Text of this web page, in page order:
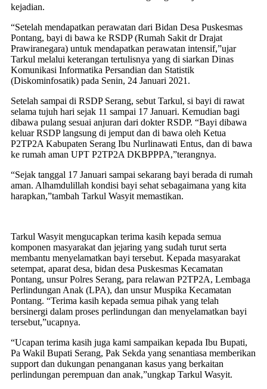
kejadian.
“Setelah mendapatkan perawatan dari Bidan Desa Puskesmas
Pontang, bayi di bawa ke RSDP (Rumah Sakit dr Drajat
Prawiranegara) untuk mendapatkan perawatan intensif,”ujar
Tarkul melalui keterangan tertulisnya yang di siarkan Dinas
Komunikasi Informatika Persandian dan Statistik
(Diskominfosatik) pada Senin, 24 Januari 2021.
Setelah sampai di RSDP Serang, sebut Tarkul, si bayi di rawat
selama tujuh hari sejak 11 sampai 17 Januari. Kemudian bagi
dibawa pulang sesuai anjuran dari dokter RSDP. “Bayi dibawa
keluar RSDP langsung di jemput dan di bawa oleh Ketua
P2TP2A Kabupaten Serang Ibu Nurlinawati Entus, dan di bawa
ke rumah aman UPT P2TP2A DKBPPPA,”terangnya.
“Sejak tanggal 17 Januari sampai sekarang bayi berada di rumah
aman. Alhamdulillah kondisi bayi sehat sebagaimana yang kita
harapkan,”tambah Tarkul Wasyit memastikan.
Tarkul Wasyit mengucapkan terima kasih kepada semua
komponen masyarakat dan jejaring yang sudah turut serta
membantu menyelamatkan bayi tersebut. Kepada masyarakat
setempat, aparat desa, bidan desa Puskesmas Kecamatan
Pontang, unsur Polres Serang, para relawan P2TP2A, Lembaga
Perlindungan Anak (LPA), dan unsur Muspika Kecamatan
Pontang. “Terima kasih kepada semua pihak yang telah
bersinergi dalam proses perlindungan dan menyelamatkan bayi
tersebut,”ucapnya.
“Ucapan terima kasih juga kami sampaikan kepada Ibu Bupati,
Pa Wakil Bupati Serang, Pak Sekda yang senantiasa memberikan
support dan dukungan penanganan kasus yang berkaitan
perlindungan perempuan dan anak,”ungkap Tarkul Wasyit.